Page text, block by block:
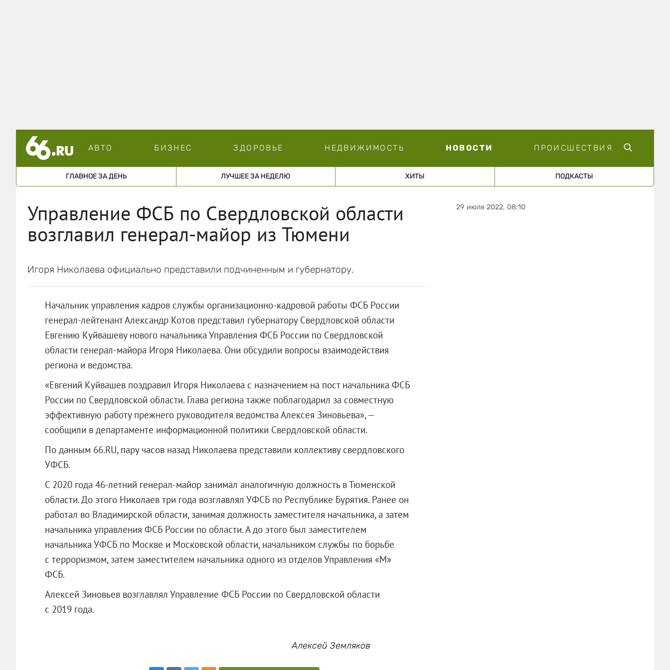
АВТО БИЗНЕС ЗДОРОВЬЕ НЕДВИЖИМОСТЬ НОВОСТИ ПРОИСШЕСТВИЯ
ГЛАВНОЕ ЗА ДЕНЬ ЛУЧШЕЕ ЗА НЕДЕЛЮ ХИТЫ ПОДКАСТЫ
Управление ФСБ по Свердловской области
возглавил генерал-майор из Тюмени
Игоря Николаева официально представили подчиненным и губернатору.
Начальник управления кадров службы организационно-кадровой работы ФСБ России
генерал-лейтенант Александр Котов представил губернатору Свердловской области
Евгению Куйвашеву нового начальника Управления ФСБ России по Свердловской
области генерал-майора Игоря Николаева. Они обсудили вопросы взаимодействия
региона и ведомства.
«Евгений Куйвашев поздравил Игоря Николаева с назначением на пост начальника ФСБ
России по Свердловской области. Глава региона также поблагодарил за совместную
эффективную работу прежнего руководителя ведомства Алексея Зиновьева», —
сообщили в департаменте информационной политики Свердловской области.
По данным 66.RU, пару часов назад Николаева представили коллективу свердловского
УФСБ.
С 2020 года 46-летний генерал-майор занимал аналогичную должность в Тюменской
области. До этого Николаев три года возглавлял УФСБ по Республике Бурятия. Ранее он
работал во Владимирской области, занимая должность заместителя начальника, а затем
начальника управления ФСБ России по области. А до этого был заместителем
начальника УФСБ по Москве и Московской области, начальником службы по борьбе
с терроризмом, затем заместителем начальника одного из отделов Управления «М»
ФСБ.
Алексей Зиновьев возглавлял Управление ФСБ России по Свердловской области
с 2019 года.
Алексей Земляков
29 июля 2022, 08:10